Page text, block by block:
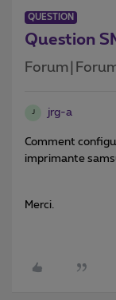
QUESTION
Question
J jrg-a
Comment
imprimante
Merci.